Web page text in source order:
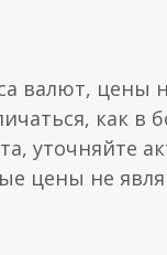
валют, цены
как в
уточняйте
цены не